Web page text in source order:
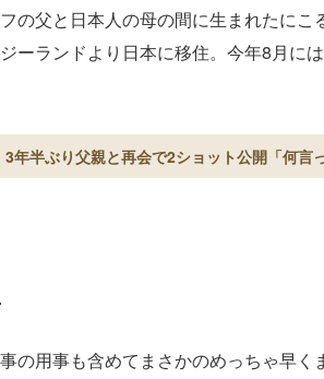
の父と日本人の母の間に生まれたに
ーランドより日本に移住。今年8月に
年半ぶり父親と再会で2ショット公開「何言
の用事も含めてまさかのめっちゃ早